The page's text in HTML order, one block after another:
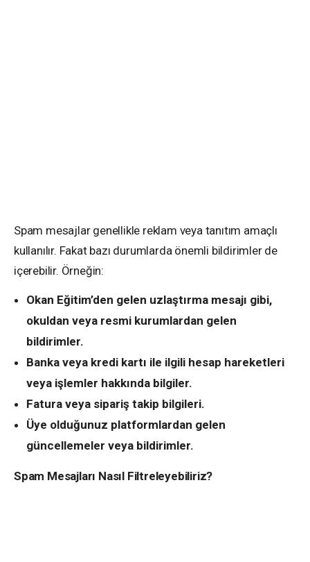
Spam mesajlar genellikle reklam veya tanıtım amaçlı
kullanılır. Fakat bazı durumlarda önemli bildirimler de
içerebilir. Örneğin:
Okan Eğitim’den gelen uzlaştırma mesajı gibi,
okuldan veya resmi kurumlardan gelen
bildirimler.
Banka veya kredi kartı ile ilgili hesap hareketleri
veya işlemler hakkında bilgiler.
Fatura veya sipariş takip bilgileri.
Üye olduğunuz platformlardan gelen
güncellemeler veya bildirimler.
Spam Mesajları Nasıl Filtreleyebiliriz?